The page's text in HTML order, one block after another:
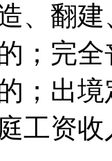
、翻
；完
；出
工资